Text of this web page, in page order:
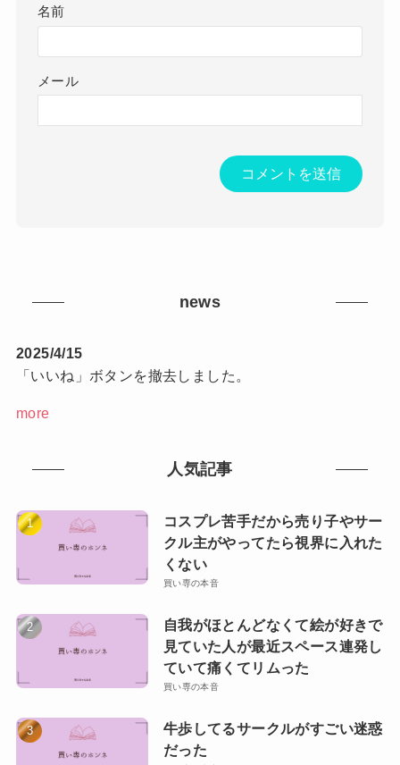
名前
メール
news
2025/4/15
「いいね」ボタンを撤去しました。
more
人気記事
コスプレ苦手だから売り子やサー
クル主がやってたら視界に入れた
くない
買い専の本音
自我がほとんどなくて絵が好きで
見ていた人が最近スペース連発し
ていて痛くてリムった
買い専の本音
牛歩してるサークルがすごい迷惑
だった